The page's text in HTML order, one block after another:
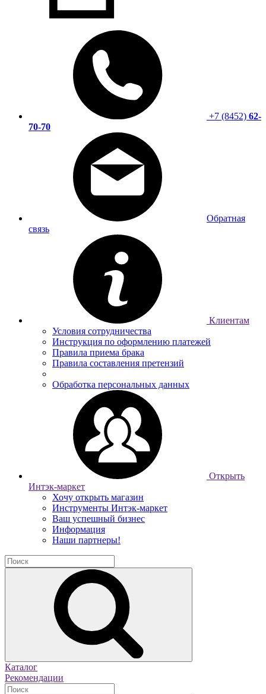
+7 (8452) 62-
70-70
Обратная
связь
Клиентам
Условия сотрудничества
Инструкция по оформлению платежей
Правила приема брака
Правила составления претензий
Обработка персональных данных
Открыть
Интэк-маркет
Хочу открыть магазин
Инструменты Интэк-маркет
Ваш успешный бизнес
Информация
Наши партнеры!
Каталог
Рекомендации